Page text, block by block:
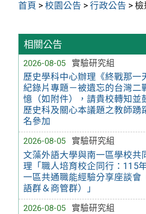
首頁 >校園公告 >行政公告 >檢
相關公告
2026-08-05
實驗研究組
歷史學科中心辦理《終戰那一
紀錄片專題－被遺忘的台灣二
憶（如附件），請貴校轉知並
歷史科及關心本議題之教師踴
名參加
2026-08-05
實驗研究組
文藻外語大學與南一區學校共
理「職人培育校企同行：115
一區共通職能經驗分享座談會
語群＆商管群）」
2026-08-05
實驗研究組